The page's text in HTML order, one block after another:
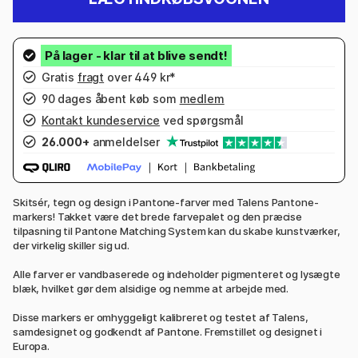
Gratis fragt over 449 kr*
90 dages åbent køb som medlem
Kontakt kundeservice ved spørgsmål
26.000+ anmeldelser
Skitsér, tegn og design i Pantone-farver med Talens Pantone-
markers! Takket være det brede farvepalet og den præcise
tilpasning til Pantone Matching System kan du skabe kunstværker,
der virkelig skiller sig ud.
Alle farver er vandbaserede og indeholder pigmenteret og lysægte
blæk, hvilket gør dem alsidige og nemme at arbejde med.
Disse markers er omhyggeligt kalibreret og testet af Talens,
samdesignet og godkendt af Pantone. Fremstillet og designet i
Europa.